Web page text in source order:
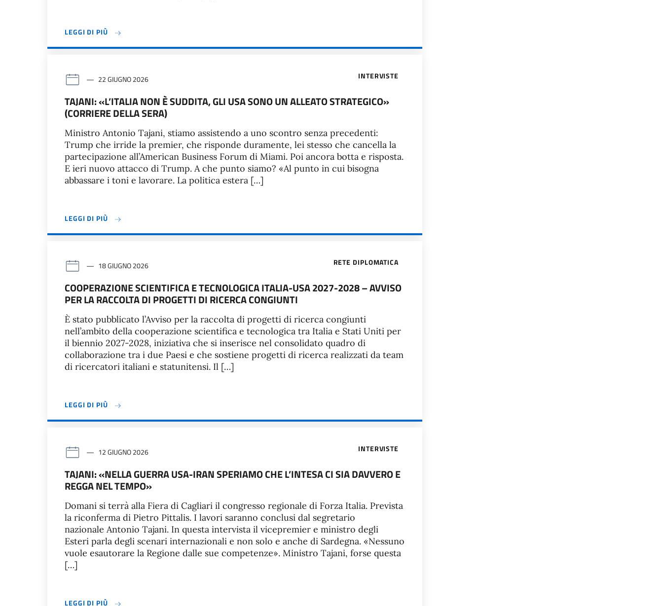
LEGGI DI PIÙ
INTERVISTE
22 GIUGNO 2026
TAJANI: «L’ITALIA NON È SUDDITA, GLI USA SONO UN ALLEATO STRATEGICO»
(CORRIERE DELLA SERA)
Ministro Antonio Tajani, stiamo assistendo a uno scontro senza precedenti:
Trump che irride la premier, che risponde duramente, lei stesso che cancella la
partecipazione all’American Business Forum di Miami. Poi ancora botta e risposta.
E ieri nuovo attacco di Trump. A che punto siamo? «Al punto in cui bisogna
abbassare i toni e lavorare. La politica estera […]
LEGGI DI PIÙ
RETE DIPLOMATICA
18 GIUGNO 2026
COOPERAZIONE SCIENTIFICA E TECNOLOGICA ITALIA-USA 2027-2028 – AVVISO
PER LA RACCOLTA DI PROGETTI DI RICERCA CONGIUNTI
È stato pubblicato l’Avviso per la raccolta di progetti di ricerca congiunti
nell’ambito della cooperazione scientifica e tecnologica tra Italia e Stati Uniti per
il biennio 2027-2028, iniziativa che si inserisce nel consolidato quadro di
collaborazione tra i due Paesi e che sostiene progetti di ricerca realizzati da team
di ricercatori italiani e statunitensi. Il […]
LEGGI DI PIÙ
INTERVISTE
12 GIUGNO 2026
TAJANI: «NELLA GUERRA USA-IRAN SPERIAMO CHE L’INTESA CI SIA DAVVERO E
REGGA NEL TEMPO»
Domani si terrà alla Fiera di Cagliari il congresso regionale di Forza Italia. Prevista
la riconferma di Pietro Pittalis. I lavori saranno conclusi dal segretario
nazionale Antonio Tajani. In questa intervista il vicepremier e ministro degli
Esteri parla degli scenari internazionali e non solo e anche di Sardegna. «Nessuno
vuole esautorare la Regione dalle sue competenze». Ministro Tajani, forse questa
[…]
LEGGI DI PIÙ